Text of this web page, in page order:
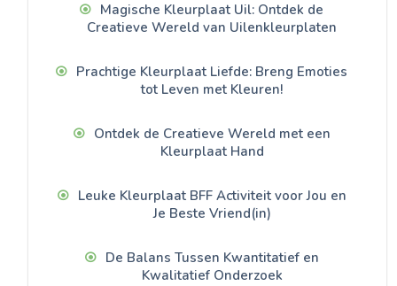
Magische Kleurplaat Uil: Ontdek de
Creatieve Wereld van Uilenkleurplaten
Prachtige Kleurplaat Liefde: Breng Emoties
tot Leven met Kleuren!
Ontdek de Creatieve Wereld met een
Kleurplaat Hand
Leuke Kleurplaat BFF Activiteit voor Jou en
Je Beste Vriend(in)
De Balans Tussen Kwantitatief en
Kwalitatief Onderzoek